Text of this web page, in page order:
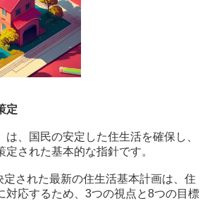
定
は、国民の安定した住生活を確保し、
定された基本的な指針です。
された最新の住生活基本計画は、住
対応するため、3つの視点と8つの目標